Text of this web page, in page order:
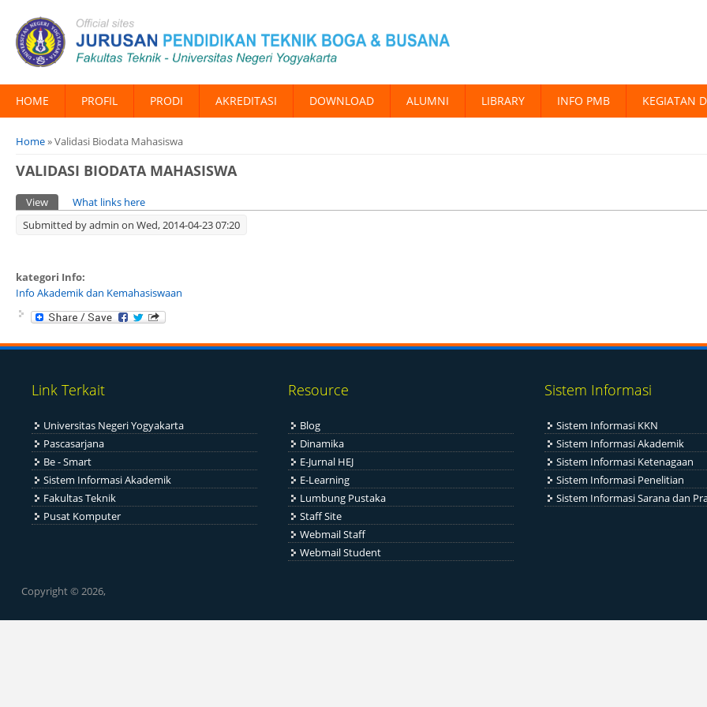
HOME PROFIL PRODI AKREDITASI DOWNLOAD ALUMNI LIBRARY INFO PMB KEGIATAN
You are here
Home» Validasi Biodata Mahasiswa
VALIDASI BIODATA MAHASISWA
Primary tabs
View (active tab)
What links here
Submitted byadmin on Wed, 2014-04-23 07:20
kategori Info:
Info Akademik dan Kemahasiswaan
Link Terkait
Universitas Negeri Yogyakarta
Pascasarjana
Be - Smart
Sistem Informasi Akademik
Fakultas Teknik
Pusat Komputer
Resource
Blog
Dinamika
E-Jurnal HEJ
E-Learning
Lumbung Pustaka
Staff Site
Webmail Staff
Webmail Student
Sistem Informasi
Sistem Informasi KKN
Sistem Informasi Akademik
Sistem Informasi Ketenagaan
Sistem Informasi Penelitian
Sistem Informasi Sarana dan
Copyright © 2026,